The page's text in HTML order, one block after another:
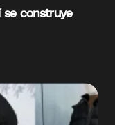
se construye